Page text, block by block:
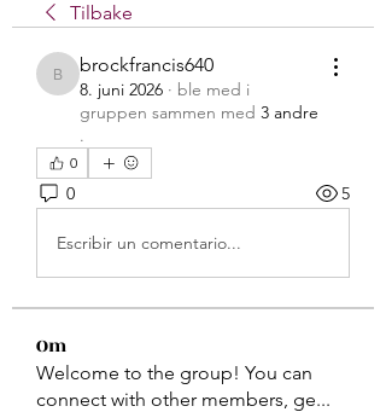
Tilbake
brockfrancis640
brockfrancis640
8. juni 2026 · ble med i
gruppen sammen med 3 andre
.
0
0 5
Escribir un comentario...
Om
Welcome to the group! You can
connect with other members, ge...